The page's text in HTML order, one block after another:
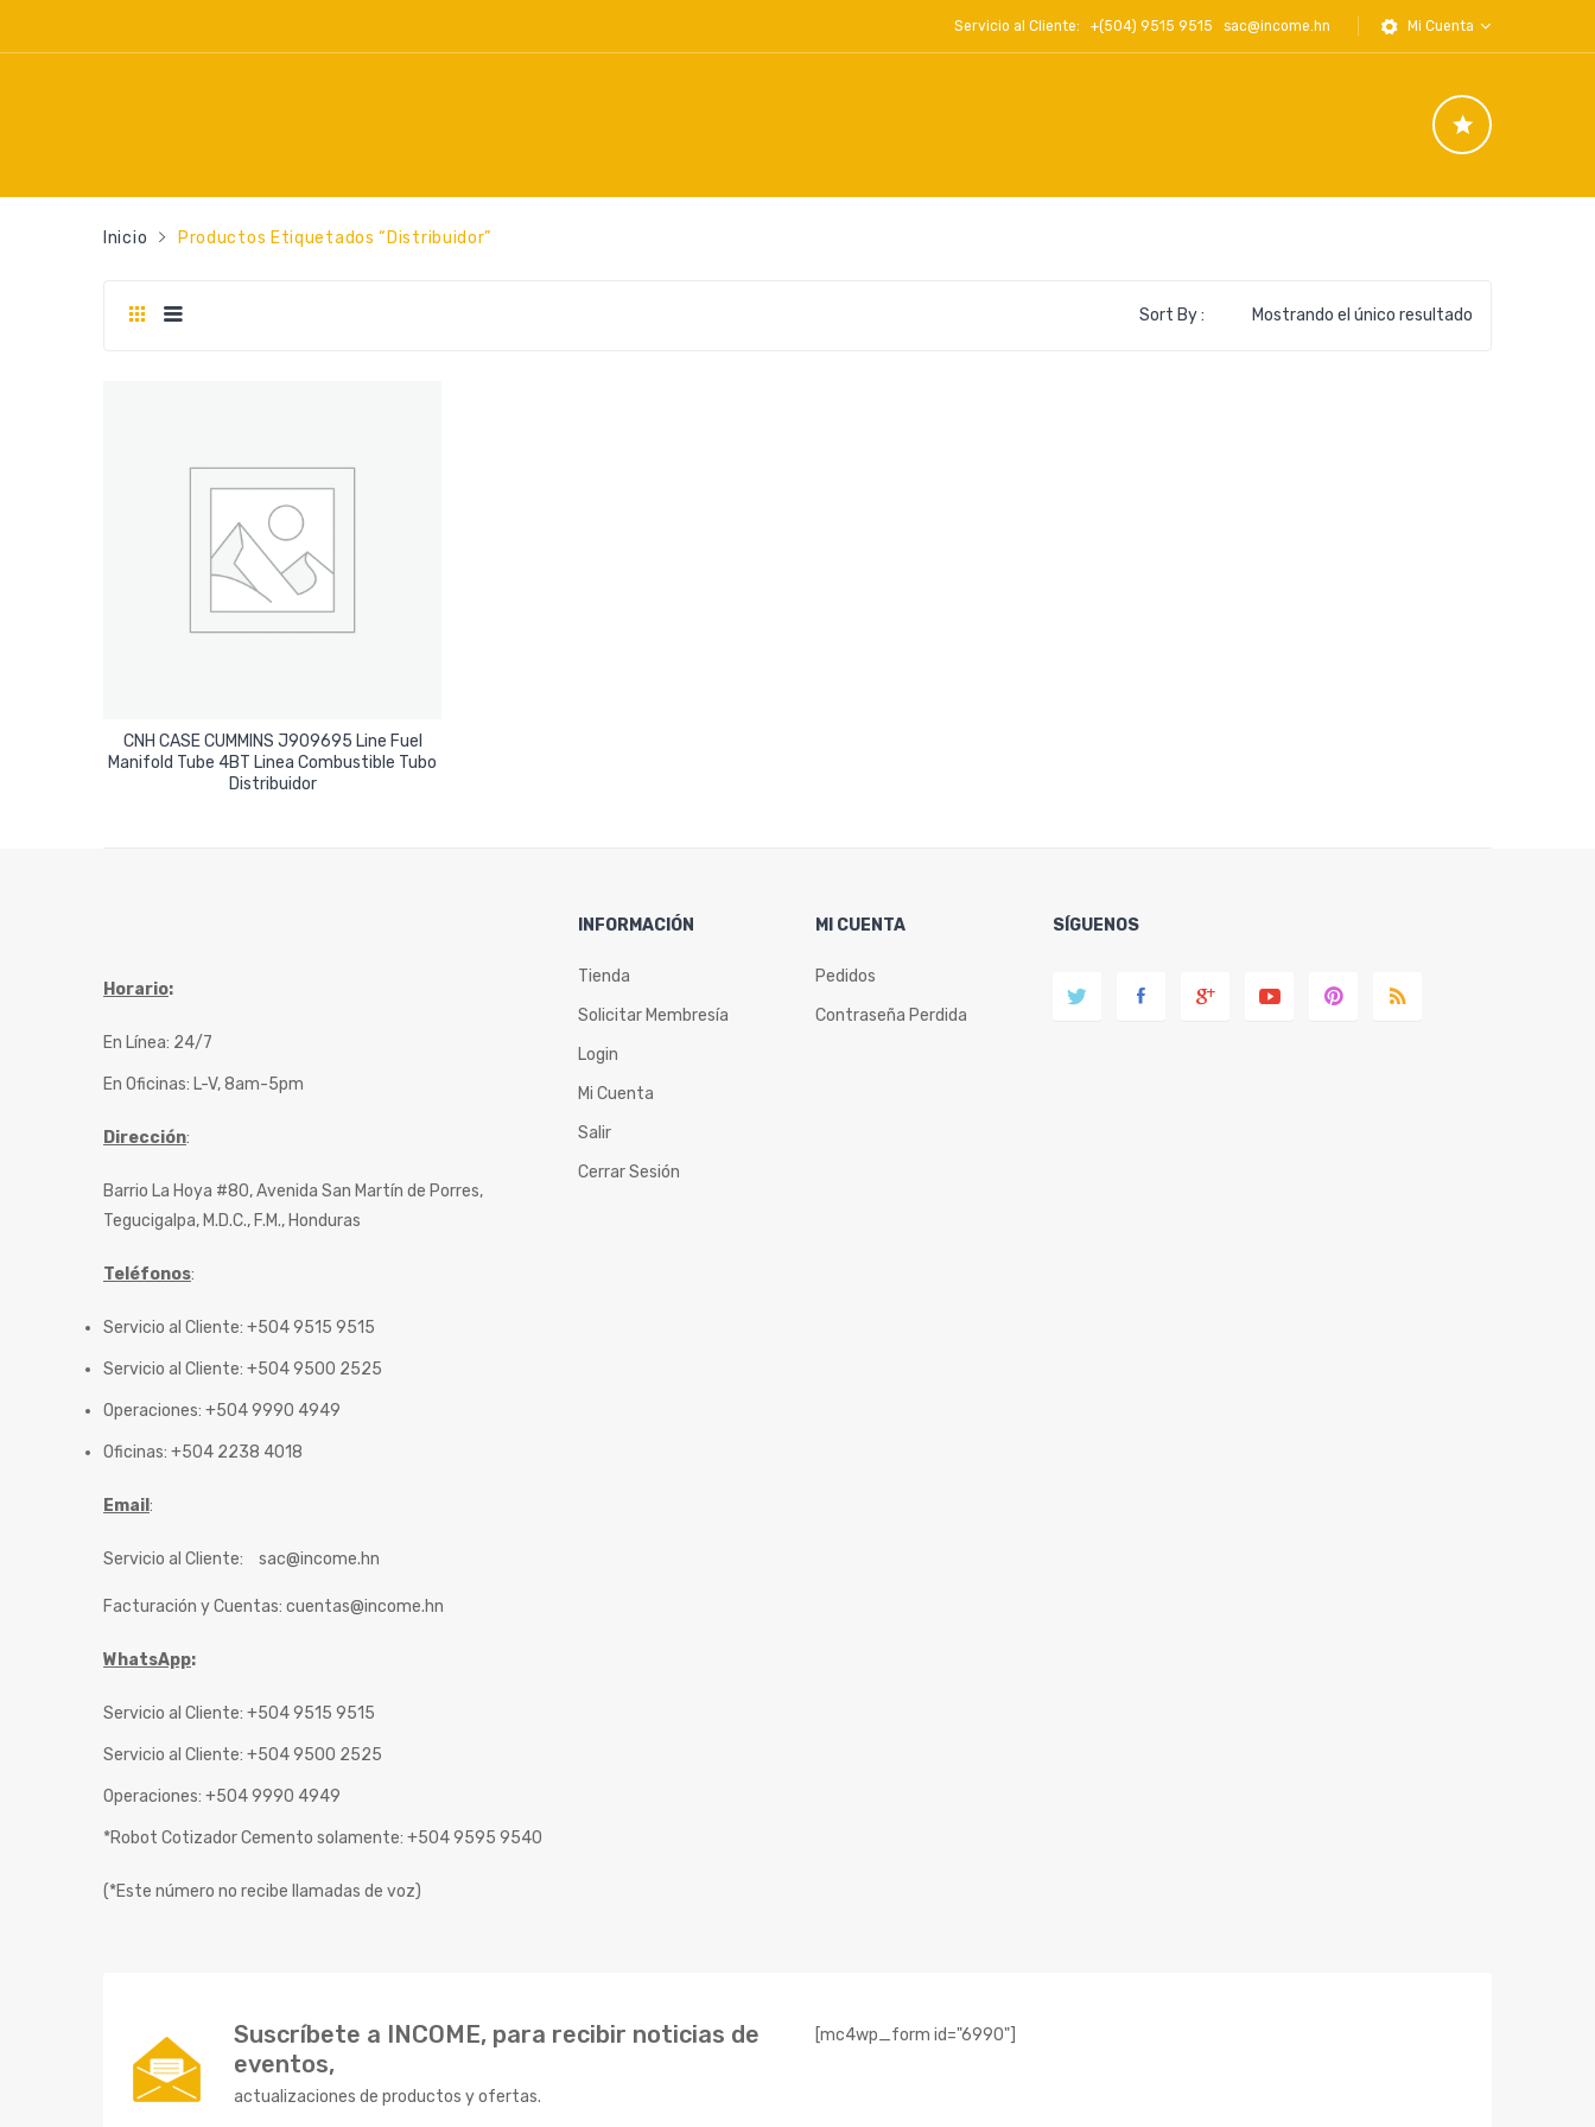
Servicio al Cliente: +(504) 9515 9515 sac@income.hn Mi Cuenta
Inicio Productos Etiquetados “distribuidor”
Mostrando el único resultado
Sort By :
CNH CASE CUMMINS J909695 Line Fuel
Manifold Tube 4BT Linea Combustible Tubo
Distribuidor
Leer Más
Horario:
En Línea: 24/7
En Oficinas: L-V, 8am-5pm
Dirección:
Barrio La Hoya #80, Avenida San Martín de Porres,
Tegucigalpa, M.D.C., F.M., Honduras
Teléfonos:
Servicio al Cliente: +504 9515 9515
Servicio al Cliente: +504 9500 2525
Operaciones: +504 9990 4949
Oficinas: +504 2238 4018
Email :
Servicio al Cliente: sac@income.hn
Facturación y Cuentas: cuentas@income.hn
WhatsApp:
Servicio al Cliente: +504 9515 9515
Servicio al Cliente: +504 9500 2525
Operaciones: +504 9990 4949
*Robot Cotizador Cemento solamente: +504 9595 9540
(*Este número no recibe llamadas de voz)
INFORMACIÓN
Tienda
Solicitar Membresía
Login
Mi Cuenta
Salir
Cerrar Sesión
MI CUENTA
Pedidos
Contraseña Perdida
SÍGUENOS
Suscríbete a INCOME, para recibir noticias de
eventos,
actualizaciones de productos y ofertas.
[mc4wp_form id="6990"]